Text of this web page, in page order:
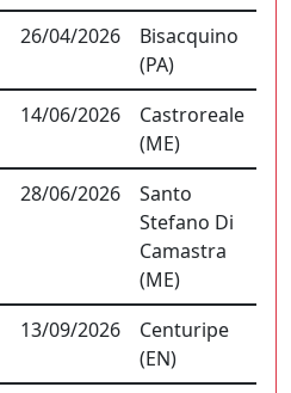
26/04/2026
Bisacquino
(PA)
14/06/2026
Castroreale
(ME)
28/06/2026
Santo
Stefano Di
Camastra
(ME)
13/09/2026
Centuripe
(EN)